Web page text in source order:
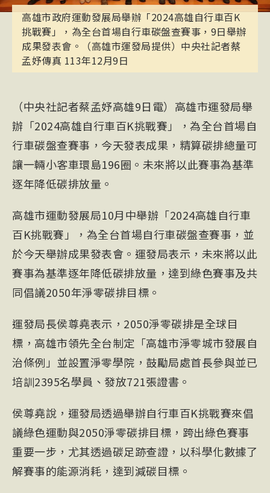
高雄市政府運動發展局舉辦「2024高雄自行車百K
挑戰賽」，為全台首場自行車碳盤查賽事，9日舉辦
成果發表會。（高雄市運發局提供）中央社記者蔡
孟妤傳真 113年12月9日
（中央社記者蔡孟妤高雄9日電）高雄市運發局舉
辦「2024高雄自行車百K挑戰賽」，為全台首場自
行車碳盤查賽事，今天發表成果，精算碳排總量可
讓一輛小客車環島196圈。未來將以此賽事為基準
逐年降低碳排放量。
高雄市運動發展局10月中舉辦「2024高雄自行車
百K挑戰賽」，為全台首場自行車碳盤查賽事，並
於今天舉辦成果發表會。運發局表示，未來將以此
賽事為基準逐年降低碳排放量，達到綠色賽事及共
同倡議2050年淨零碳排目標。
運發局長侯尊堯表示，2050淨零碳排是全球目
標，高雄市領先全台制定「高雄市淨零城市發展自
治條例」並設置淨零學院，鼓勵局處首長參與並已
培訓2395名學員、發放721張證書。
侯尊堯說，運發局透過舉辦自行車百K挑戰賽來倡
議綠色運動與2050淨零碳排目標，跨出綠色賽事
重要一步，尤其透過碳足跡查證，以科學化數據了
解賽事的能源消耗，達到減碳目標。